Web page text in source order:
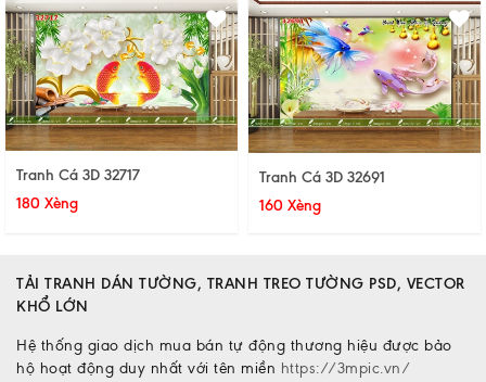
Tranh Cá 3D 32717
180 Xèng
Tranh Cá 3D 32691
160 Xèng
TẢI TRANH DÁN TƯỜNG, TRANH TREO TƯỜNG PSD, VECTOR
KHỔ LỚN
Hệ thống giao dịch mua bán tự động thương hiệu được bảo
hộ hoạt động duy nhất với tên miền https://3mpic.vn/